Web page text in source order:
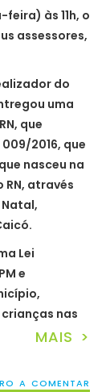
às 11h, o
assessores,
do
uma
que
2016, que
nasceu na
através
Lei
e
nas
MAIS >
A COMENTAR